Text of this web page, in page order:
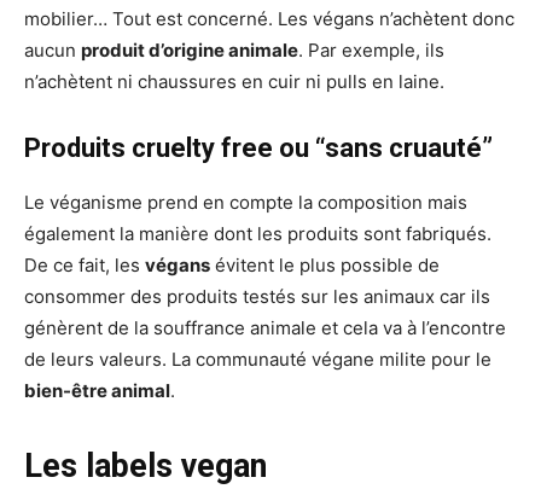
mobilier… Tout est concerné. Les végans n’achètent donc
aucun produit d’origine animale. Par exemple, ils
n’achètent ni chaussures en cuir ni pulls en laine.
Produits cruelty free ou “sans cruauté”
Le véganisme prend en compte la composition mais
également la manière dont les produits sont fabriqués.
De ce fait, les végans évitent le plus possible de
consommer des produits testés sur les animaux car ils
génèrent de la souffrance animale et cela va à l’encontre
de leurs valeurs. La communauté végane milite pour le
bien-être animal.
Les labels vegan